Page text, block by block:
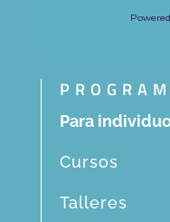
Para
Cursos
Talleres